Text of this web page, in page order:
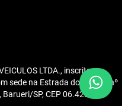
LTDA., inscrita no
sede na Estrada dos Alpes, nº
SP, CEP 06.423-080